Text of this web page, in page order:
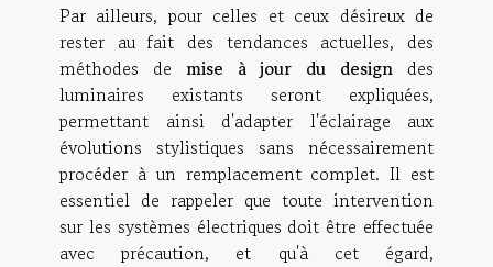
Par ailleurs, pour celles et ceux désireux de
rester au fait des tendances actuelles, des
méthodes de mise à jour du design des
luminaires existants seront expliquées,
permettant ainsi d'adapter l'éclairage aux
évolutions stylistiques sans nécessairement
procéder à un remplacement complet. Il est
essentiel de rappeler que toute intervention
sur les systèmes électriques doit être effectuée
avec précaution, et qu'à cet égard,